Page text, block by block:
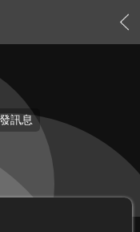
發訊息